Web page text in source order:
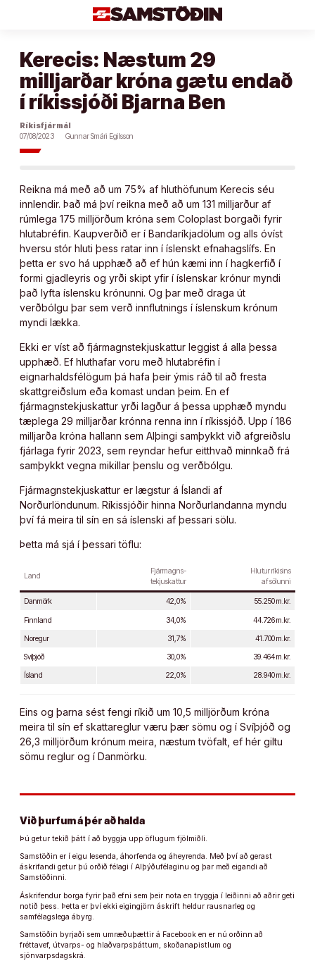
Kerecis: Næstum 29
milljarðar króna gætu endað
í ríkissjóði Bjarna Ben
Ríkisfjármál
07/08/2023
Gunnar Smári Egilsson
Reikna má með að um 75% af hluthöfunum Kerecis séu
innlendir. Það má því reikna með að um 131 milljarður af
rúmlega 175 milljörðum króna sem Coloplast borgaði fyrir
hlutabréfin. Kaupverðið er í Bandaríkjadölum og alls óvíst
hversu stór hluti þess ratar inn í íslenskt efnahagslífs. En
þetta er svo há upphæð að ef hún kæmi inn í hagkerfið í
formi gjadleyris og yrði skipt yfir í íslenskar krónur myndi
það lyfta íslensku krónunni. Og þar með draga út
verðbólgu þar sem verð innflutnings í íslenskum krónum
myndi lækka.
Ekki er víst að fjármagnstekjuskattur leggist á alla þessa
upphæð. Ef hluthafar voru með hlutabréfin í
eignarhaldsfélögum þá hafa þeir ýmis ráð til að fresta
skattgreiðslum eða komast undan þeim. En ef
fjármagnstekjuskattur yrði lagður á þessa upphæð myndu
tæplega 29 milljarðar krónna renna inn í ríkissjóð. Upp í 186
milljarða króna hallann sem Alþingi samþykkt við afgreiðslu
fjárlaga fyrir 2023, sem reyndar hefur eitthvað minnkað frá
samþykkt vegna mikillar þenslu og verðbólgu.
Fjármagnstekjuskattur er lægstur á Íslandi af
Norðurlöndunum. Ríkissjóðir hinna Norðurlandanna myndu
því fá meira til sín en sá íslenski af þessari sölu.
Þetta má sjá í þessari töflu:
Land
Fjármagns-
tekjuskattur
Hlutur ríkisins
af sölunni
Danmörk 42,0% 55.250 m.kr.
Finnland 34,0%
44.726 m.kr.
Noregur
31,7%
41.700 m.kr.
Svíþjóð
30,0%
39.464 m.kr.
Ísland
22,0% 28.940 m.kr.
Eins og þarna sést fengi ríkið um 10,5 milljörðum króna
meira til sín ef skattareglur væru þær sömu og í Svíþjóð og
26,3 milljörðum krónum meira, næstum tvöfalt, ef hér giltu
sömu reglur og í Danmörku.
Við þurfum á þér að halda
Þú getur tekið þátt í að byggja upp öflugum fjölmiðli.
Samstöðin er í eigu lesenda, áhorfenda og áheyrenda. Með því að gerast
áskrifandi getur þú orðið félagi í Alþýðufélaginu og þar með eigandi að
Samstöðinni.
Áskrifendur borga fyrir það efni sem þeir nota en tryggja í leiðinni að aðrir geti
notið þess. Þetta er því ekki eigingjörn áskrift heldur rausnarleg og
samfélagslega ábyrg.
Samstöðin byrjaði sem umræðuþættir á Facebook en er nú orðinn að
fréttavef, útvarps- og hlaðvarpsþáttum, skoðanapistlum og
sjónvarpsdagskrá.